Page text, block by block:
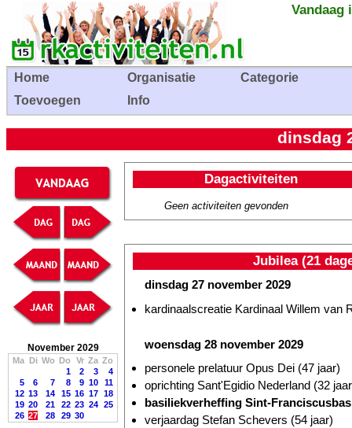
Vandaag
Home Organisatie
Categorie
Toevoegen
Info
dinsdag
November 2029
Ma Di Wo Do Vr Za Zo
1
2 3
4
5
6 7 8 9 10
11
12 13 14 15 16 17 18
19 20 21 22 23 24 25
26 27 28 29 30
Dagactiviteiten
Geen activiteiten gevonden
Jubilea (21
dinsdag 27 november 2029
kardinaalscreatie Kardinaal Willem van
woensdag 28 november 2029
personele prelatuur Opus Dei (47 jaar)
oprichting Sant'Egidio Nederland (32
basiliekverheffing Sint-
verjaardag Stefan Schevers (54 jaar)